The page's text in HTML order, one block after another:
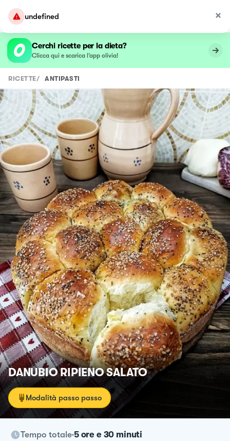
undefined
Cerchi ricette per la dieta?
Clicca qui e scarica l’app olivia!
RICETTE/ ANTIPASTI
DANUBIO RIPIENO SALATO
Modalità passo passo
Tempo totale 5 ore e 30 minuti